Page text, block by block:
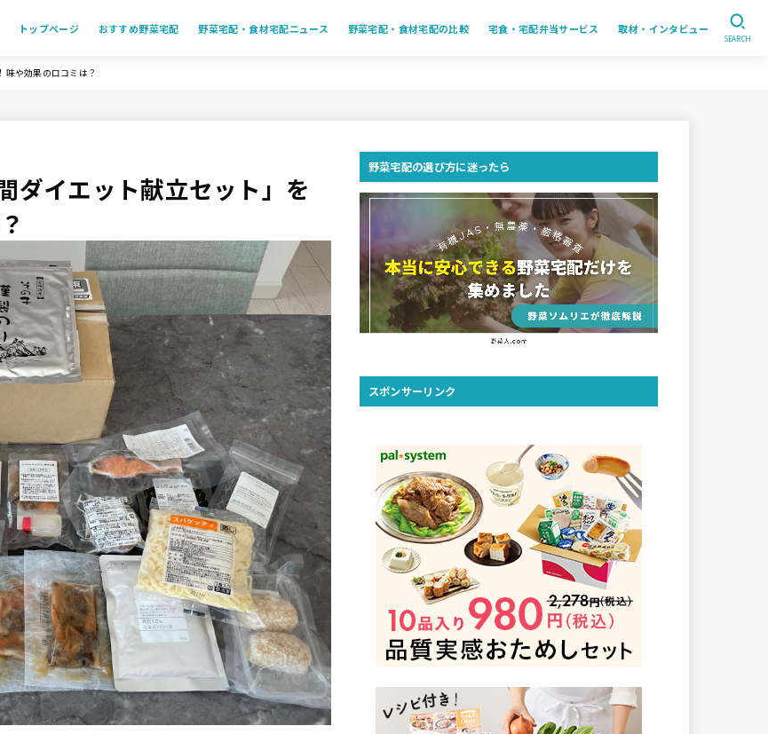
トップページ おすすめ野菜宅配 野菜宅配・食材宅配ニュース 野菜宅配・食材宅配の比較 宅食・宅配弁当サービス 取材・インタビュー
SEARCH
味や効果の口コミは？
ダイエット献立セット」を
野菜宅配の選び方に迷ったら
スポンサーリンク